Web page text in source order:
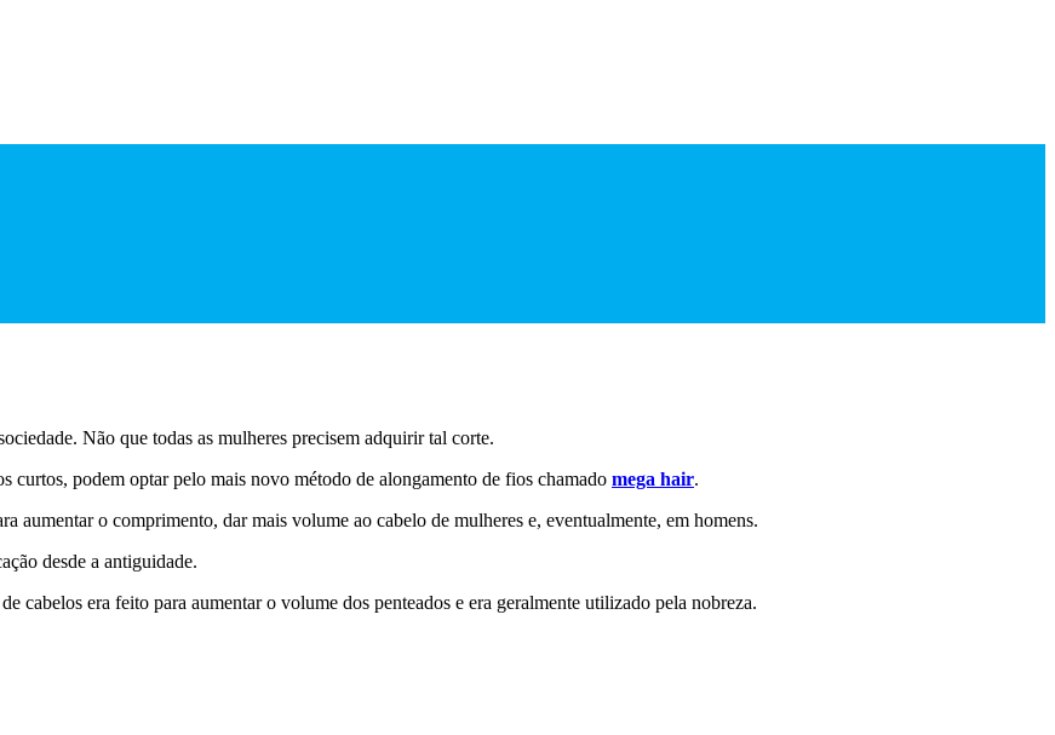
Não que todas as mulheres precisem adquirir tal corte.
curtos, podem optar pelo mais novo método de alongamento de fios chamado mega hair.
aumentar o comprimento, dar mais volume ao cabelo de mulheres e, eventualmente, em homens.
desde a antiguidade.
cabelos era feito para aumentar o volume dos penteados e era geralmente utilizado pela nobreza.